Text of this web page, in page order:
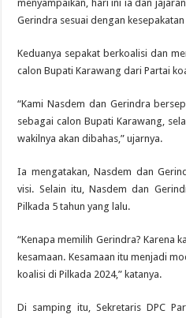
menyampaikan, hari ini ia dan
Gerindra sesuai dengan
Keduanya sepakat berkoalisi dan
calon Bupati Karawang dari Partai
“Kami Nasdem dan Gerindra
sebagai calon Bupati Karawang,
wakilnya akan dibahas,” ujarnya.
Ia mengatakan, Nasdem dan
visi. Selain itu, Nasdem dan
Pilkada 5 tahun yang lalu.
“Kenapa memilih Gerindra? Karena
kesamaan. Kesamaan itu menjadi
koalisi di Pilkada 2024,” katanya.
Di samping itu, Sekretaris DPC